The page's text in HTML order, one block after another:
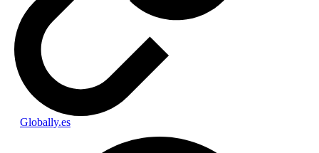
Globally.es